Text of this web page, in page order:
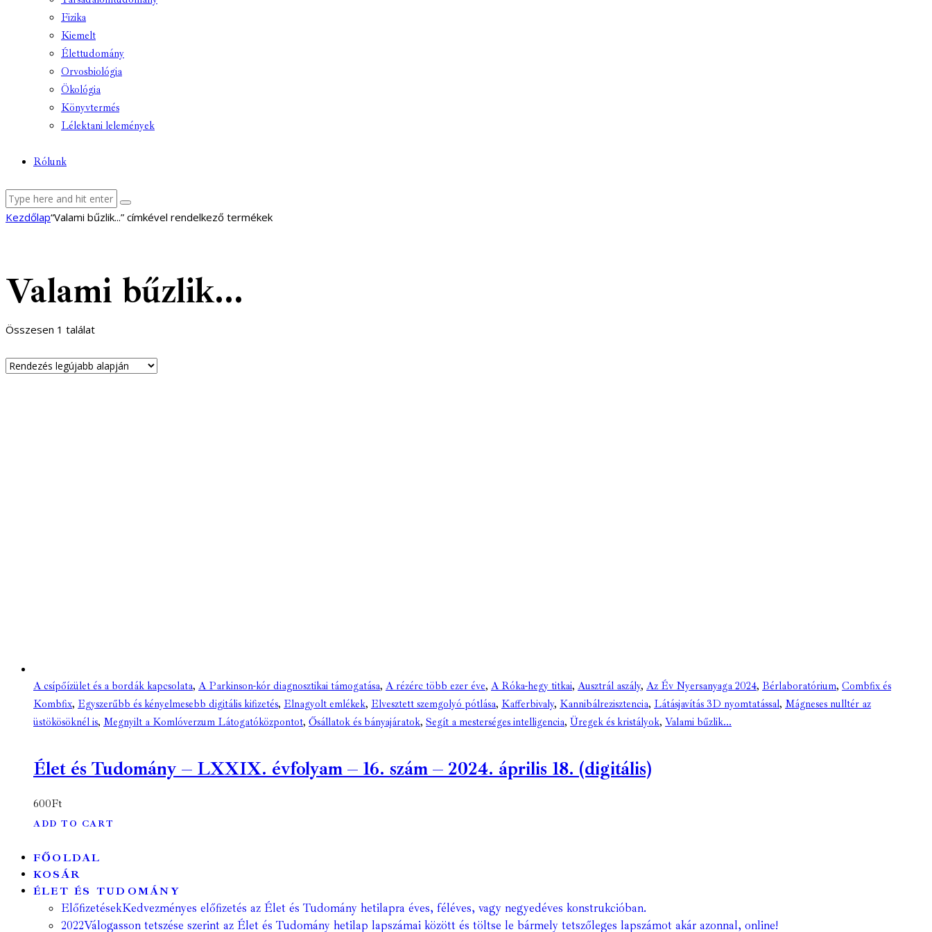
Fizika
Kiemelt
Élettudomány
Orvosbiológia
Ökológia
Könyvtermés
Lélektani lelemények
Rólunk
facebook-
youtube-
email
Kezdőlap“Valami bűzlik...” címkével rendelkező termékek
Valami bűzlik...
Összesen 1 találat
A csípőízület és a bordák kapcsolata, A Parkinson-kór diagnosztikai támogatása, A rézérc több ezer éve, A Róka-hegy titkai, Ausztrál aszály, Az Év Nyersanyaga 2024, Bérlaboratórium, Combfix és
Kombfix, Egyszerűbb és kényelmesebb digitális kifizetés, Elnagyolt emlékek, Elvesztett szemgolyó pótlása, Kafferbivaly, Kannibálrezisztencia, Látásjavítás 3D nyomtatással, Mágneses nulltér az
üstökösöknél is, Megnyilt a Komlóverzum Látogatóközpontot, Ősállatok és bányajáratok, Segít a mesterséges intelligencia, Üregek és kristályok, Valami bűzlik...
Élet és Tudomány – LXXIX. évfolyam – 16. szám – 2024. április 18. (digitális)
600Ft
ADD TO CART
FŐOLDAL
KOSÁR
ÉLET ÉS TUDOMÁNY
ElőfizetésekKedvezményes előfizetés az Élet és Tudomány hetilapra éves, féléves, vagy negyedéves konstrukcióban.
2022Válogasson tetszése szerint az Élet és Tudomány hetilap lapszámai között és töltse le bármely tetszőleges lapszámot akár azonnal, online!